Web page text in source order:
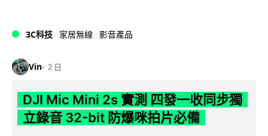
3C科技 家居無線 影音產品
Vin 2 日
DJI Mic Mini 2s 實測 四發一收同步獨
立錄音 32-bit 防爆咪拍片必備